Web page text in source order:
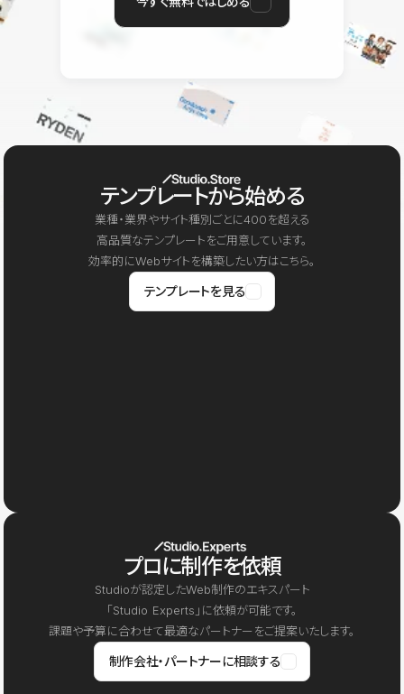
テンプレートから始める
業種・業界やサイト種別ごとに400を超える
高品質なテンプレートをご用意しています。
効率的にWebサイトを構築したい方はこちら。
テンプレートを見る
プロに制作を依頼
Studioが認定したWeb制作のエキスパート
「Studio Experts」に依頼が可能です。
課題や予算に合わせて最適なパートナーをご提案いたします。
制作会社・パートナーに相談する